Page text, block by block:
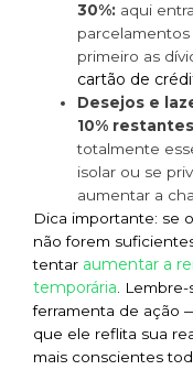
30%: aqui
primeiro as
cartão de
Desejos e
10%
totalmente
isolar ou se
aumentar a
Dica importante: se
não forem
tentar aumentar a
temporária.
ferramenta de ação
que ele reflita sua
mais conscientes